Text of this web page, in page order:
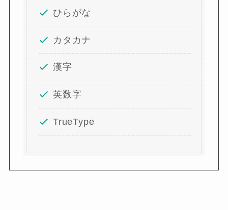
ひらがな
カタカナ
漢字
英数字
TrueType